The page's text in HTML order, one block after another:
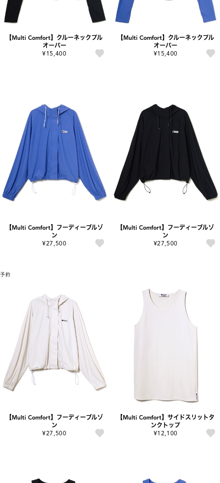
【Multi Comfort】クルーネックプル
オーバー
¥15,400
【Multi Comfort】クルーネックプル
オーバー
¥15,400
【Multi Comfort】フーディーブルゾ
ン
¥27,500
【Multi Comfort】フーディーブルゾ
ン
¥27,500
予約
【Multi Comfort】フーディーブルゾ
ン
¥27,500
【Multi Comfort】サイドスリットタ
ンクトップ
¥12,100